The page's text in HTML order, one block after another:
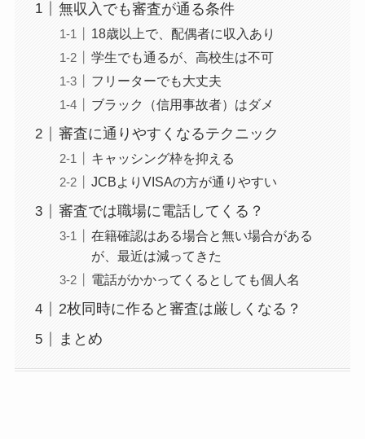
無収入でも審査が通る条件
18歳以上で、配偶者に収入あり
学生でも通るが、高校生は不可
フリーターでも大丈夫
ブラック（信用事故者）はダメ
審査に通りやすくなるテクニック
キャッシング枠を抑える
JCBよりVISAの方が通りやすい
審査では職場に電話してくる？
在籍確認はある場合と無い場合がある
が、最近は減ってきた
電話がかかってくるとしても個人名
2枚同時に作ると審査は厳しくなる？
まとめ